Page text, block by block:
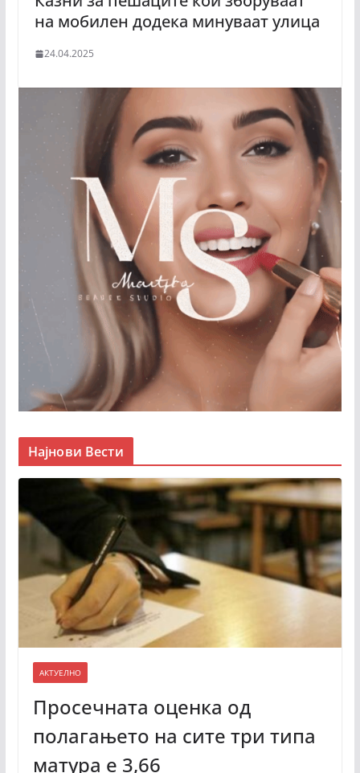
на мобилен додека минуваат улица
24.04.2025
Најнови Вести
АКТУЕЛНО
Просечната оценка од
полагањето на сите три типа
матура е 3,66